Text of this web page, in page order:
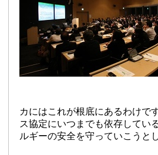
カにはこれが根底にあるわけで
ス協定にいつまでも依存してい
ルギーの安全を守っていこうと